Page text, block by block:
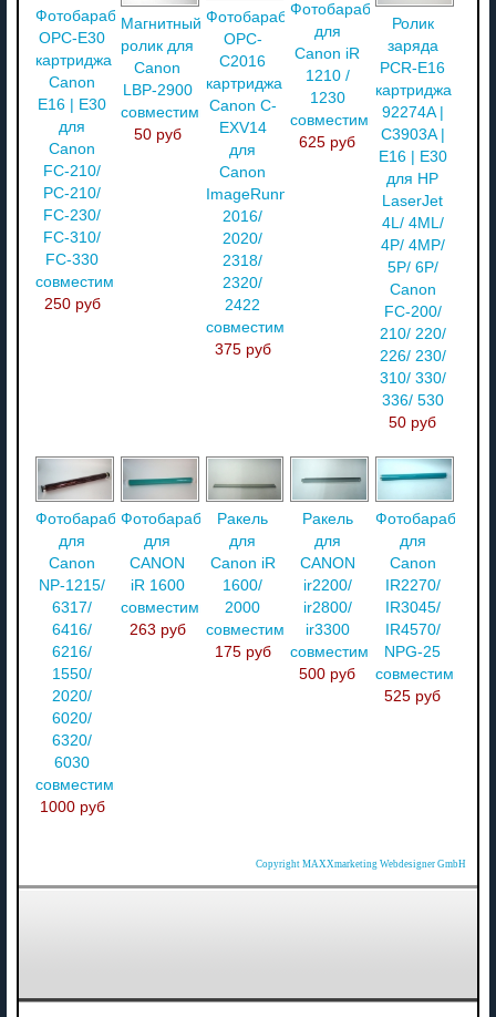
Фотобарабан
OPC-E30
картриджа
Canon
E16 | E30
для
Canon
FC-210/
PC-210/
FC-230/
FC-310/
FC-330
совместимый
250 руб
Магнитный
ролик для
Canon
LBP-2900
совместимый
50 руб
Фотобарабан
OPC-
C2016
картриджа
Canon C-
EXV14
для
Canon
ImageRunner
2016/
2020/
2318/
2320/
2422
совместимый
375 руб
Фотобарабан
для
Canon iR
1210 /
1230
совместимый
625 руб
Ролик
заряда
PCR-E16
картриджа
92274A |
C3903A |
E16 | E30
для HP
LaserJet
4L/ 4ML/
4P/ 4MP/
5P/ 6P/
Canon
FC-200/
210/ 220/
226/ 230/
310/ 330/
336/ 530
50 руб
Фотобарабан
для
Canon
NP-1215/
6317/
6416/
6216/
1550/
2020/
6020/
6320/
6030
совместимый
1000 руб
Фотобарабан
для
CANON
iR 1600
совместимый
263 руб
Ракель
для
Canon iR
1600/
2000
совместимый
175 руб
Ракель
для
CANON
ir2200/
ir2800/
ir3300
совместимый
500 руб
Фотобарабан
для
Canon
IR2270/
IR3045/
IR4570/
NPG-25
совместимый
525 руб
Copyright MAXXmarketing Webdesigner GmbH